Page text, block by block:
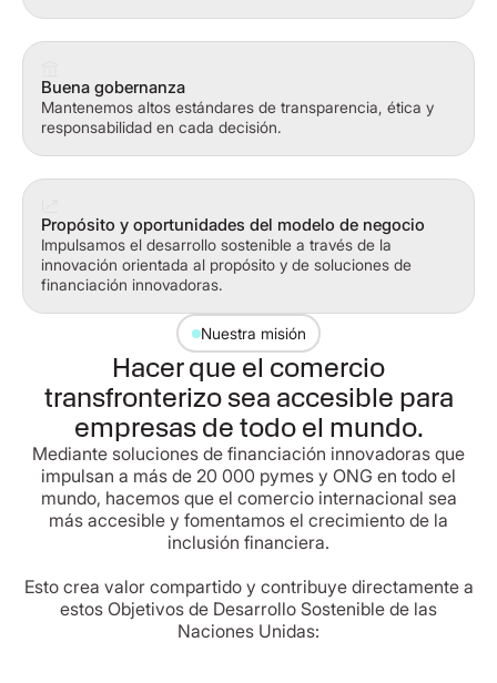
Buena gobernanza
Mantenemos altos estándares de transparencia, ética y
responsabilidad en cada decisión.
Propósito y oportunidades del modelo de negocio
Impulsamos el desarrollo sostenible a través de la
innovación orientada al propósito y de soluciones de
financiación innovadoras.
Nuestra misión
Hacer que el comercio
transfronterizo sea accesible para
empresas de todo el mundo.
Mediante soluciones de financiación innovadoras que
impulsan a más de 20 000 pymes y ONG en todo el
mundo, hacemos que el comercio internacional sea
más accesible y fomentamos el crecimiento de la
inclusión financiera.
Esto crea valor compartido y contribuye directamente a
estos Objetivos de Desarrollo Sostenible de las
Naciones Unidas: